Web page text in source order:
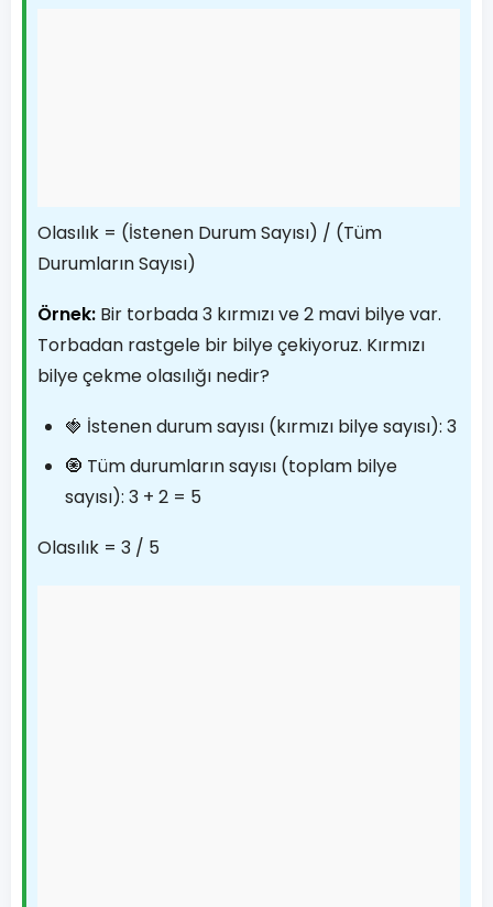
Olasılık = (İstenen Durum Sayısı) / (Tüm
Durumların Sayısı)
Örnek: Bir torbada 3 kırmızı ve 2 mavi bilye var.
Torbadan rastgele bir bilye çekiyoruz. Kırmızı
bilye çekme olasılığı nedir?
🍓 İstenen durum sayısı (kırmızı bilye sayısı): 3
🧿 Tüm durumların sayısı (toplam bilye
sayısı): 3 + 2 = 5
Olasılık = 3 / 5